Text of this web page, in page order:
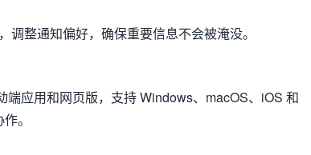
调整通知偏好，确保重要信息不会被淹没。
端应用和网页版，支持 Windows、macOS、iOS 和
。